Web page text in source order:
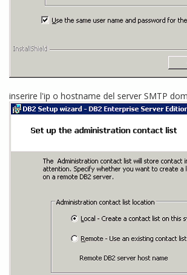
inserire l'ip o hostname del server SMTP